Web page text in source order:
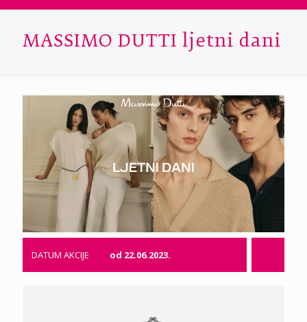
MASSIMO DUTTI ljetni dani
DATUM AKCIJE od 22.06.2023.